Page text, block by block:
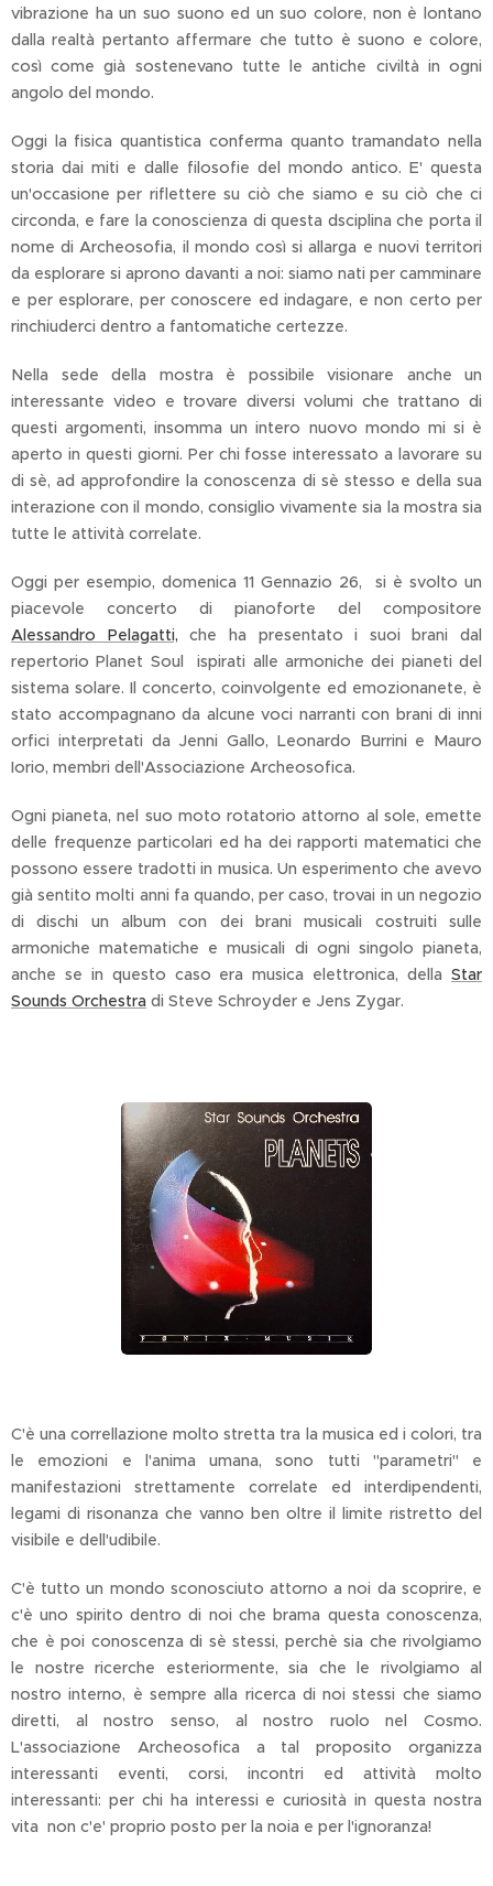
vibrazione ha un suo suono ed un suo colore, non è lontano
dalla realtà pertanto affermare che tutto è suono e colore,
così come già sostenevano tutte le antiche civiltà in ogni
angolo del mondo.
Oggi la fisica quantistica conferma quanto tramandato nella
storia dai miti e dalle filosofie del mondo antico. E' questa
un'occasione per riflettere su ciò che siamo e su ciò che ci
circonda, e fare la conoscienza di questa dsciplina che porta il
nome di Archeosofia, il mondo così si allarga e nuovi territori
da esplorare si aprono davanti a noi: siamo nati per camminare
e per esplorare, per conoscere ed indagare, e non certo per
rinchiuderci dentro a fantomatiche certezze.
Nella sede della mostra è possibile visionare anche un
interessante video e trovare diversi volumi che trattano di
questi argomenti, insomma un intero nuovo mondo mi si è
aperto in questi giorni. Per chi fosse interessato a lavorare su
di sè, ad approfondire la conoscenza di sè stesso e della sua
interazione con il mondo, consiglio vivamente sia la mostra sia
tutte le attività correlate.
Oggi per esempio, domenica 11 Gennazio 26, si è svolto un
piacevole concerto di pianoforte del compositore
Alessandro Pelagatti, che ha presentato i suoi brani dal
repertorio Planet Soul ispirati alle armoniche dei pianeti del
sistema solare. Il concerto, coinvolgente ed emozionanete, è
stato accompagnano da alcune voci narranti con brani di inni
orfici interpretati da Jenni Gallo, Leonardo Burrini e Mauro
Iorio, membri dell'Associazione Archeosofica.
Ogni pianeta, nel suo moto rotatorio attorno al sole, emette
delle frequenze particolari ed ha dei rapporti matematici che
possono essere tradotti in musica. Un esperimento che avevo
già sentito molti anni fa quando, per caso, trovai in un negozio
di dischi un album con dei brani musicali costruiti sulle
armoniche matematiche e musicali di ogni singolo pianeta,
anche se in questo caso era musica elettronica, della Star
Sounds Orchestra di Steve Schroyder e Jens Zygar.
C'è una correllazione molto stretta tra la musica ed i colori, tra
le emozioni e l'anima umana, sono tutti "parametri" e
manifestazioni strettamente correlate ed interdipendenti,
legami di risonanza che vanno ben oltre il limite ristretto del
visibile e dell'udibile.
C'è tutto un mondo sconosciuto attorno a noi da scoprire, e
c'è uno spirito dentro di noi che brama questa conoscenza,
che è poi conoscenza di sè stessi, perchè sia che rivolgiamo
le nostre ricerche esteriormente, sia che le rivolgiamo al
nostro interno, è sempre alla ricerca di noi stessi che siamo
diretti, al nostro senso, al nostro ruolo nel Cosmo.
L'associazione Archeosofica a tal proposito organizza
interessanti eventi, corsi, incontri ed attività molto
interessanti: per chi ha interessi e curiosità in questa nostra
vita non c'e' proprio posto per la noia e per l'ignoranza!